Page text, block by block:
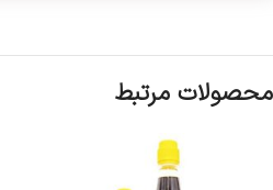
محصولات مرتبط